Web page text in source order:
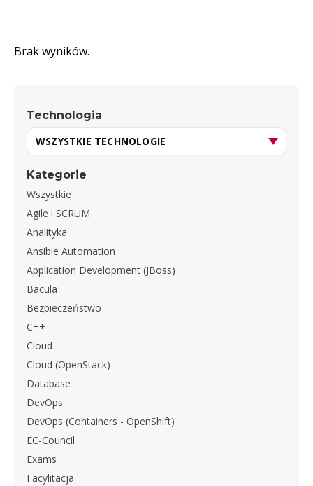
Brak wyników.
Technologia
Kategorie
Wszystkie
Agile i SCRUM
Analityka
Ansible Automation
Application Development (JBoss)
Bacula
Bezpieczeństwo
C++
Cloud
Cloud (OpenStack)
Database
DevOps
DevOps (Containers - OpenShift)
EC-Council
Exams
Facylitacja